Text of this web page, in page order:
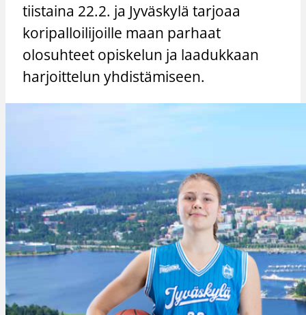
tiistaina 22.2. ja Jyväskylä tarjoaa
koripalloilijoille maan parhaat
olosuhteet opiskelun ja laadukkaan
harjoittelun yhdistämiseen.